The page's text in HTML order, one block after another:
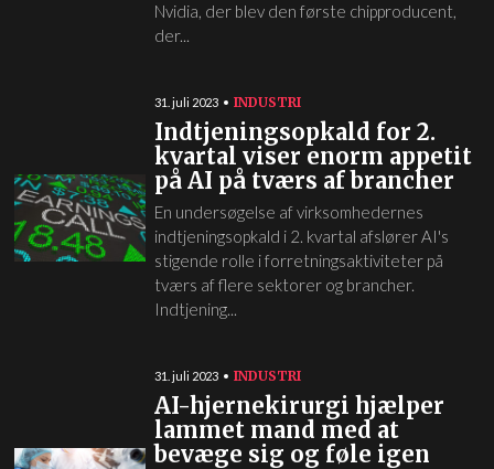
Nvidia, der blev den første chipproducent,
der...
31. juli 2023 INDUSTRI
Indtjeningsopkald for 2.
kvartal viser enorm appetit
på AI på tværs af brancher
En undersøgelse af virksomhedernes
indtjeningsopkald i 2. kvartal afslører AI's
stigende rolle i forretningsaktiviteter på
tværs af flere sektorer og brancher.
Indtjening...
31. juli 2023 INDUSTRI
AI-hjernekirurgi hjælper
lammet mand med at
bevæge sig og føle igen